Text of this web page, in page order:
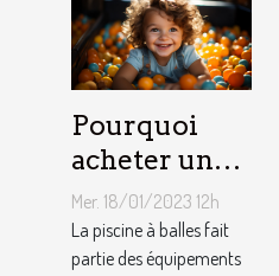
Pourquoi
acheter une
piscine à
balles à son
bébé ?
Mer. 18/01/2023 12h
La piscine à balles fait
partie des équipements